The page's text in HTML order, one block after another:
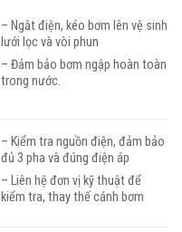
– Ngắt điện, kéo bơm lên vệ sinh
lưới lọc và vòi phun
– Đảm bảo bơm ngập hoàn toàn
trong nước.
– Kiểm tra nguồn điện, đảm bảo
đủ 3 pha và đúng điện áp
– Liên hệ đơn vị kỹ thuật để
kiểm tra, thay thế cánh bơm